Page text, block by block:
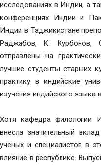
исследованиях в Индии, а
конференциях Индии и
Индии в Таджикистане
Раджабов, К.
отправлены на
лучшие студенты старших
практику в индийские
изучения индийского языка
Хотя кафедра филологии
внесла значительный
ученых и специалистов в
влияние в республике.